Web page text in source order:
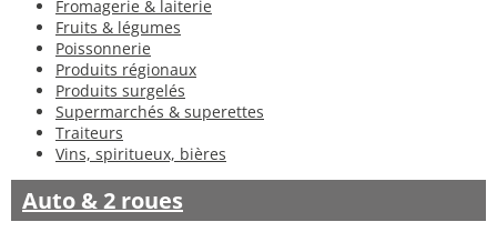
Fromagerie & laiterie
Fruits & légumes
Poissonnerie
Produits régionaux
Produits surgelés
Supermarchés & superettes
Traiteurs
Vins, spiritueux, bières
Auto & 2 roues